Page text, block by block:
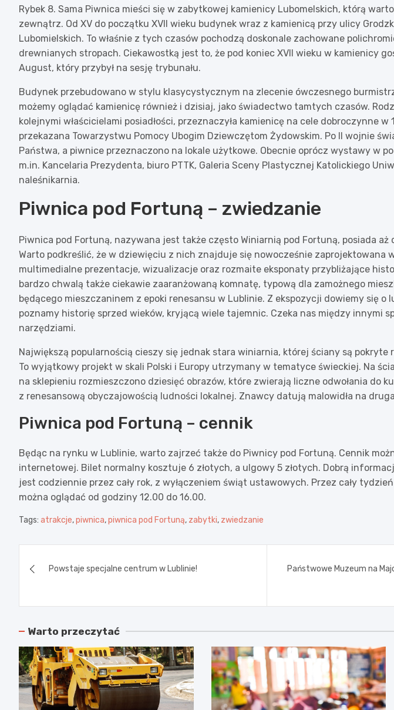
Rybek 8. Sama Piwnica mieści się w zabytkowej kamienicy Lubomelskich, którą
zewnątrz. Od XV do początku XVII wieku budynek wraz z kamienicą przy ulicy
Lubomielskich. To właśnie z tych czasów pochodzą doskonale zachowane
drewnianych stropach. Ciekawostką jest to, że pod koniec XVII wieku w kamienicy
August, który przybył na sesję trybunału.
Budynek przebudowano w stylu klasycystycznym na zlecenie ówczesnego
możemy oglądać kamienicę również i dzisiaj, jako świadectwo tamtych czasów.
kolejnymi właścicielami posiadłości, przeznaczyła kamienicę na cele dobroczynne w
przekazana Towarzystwu Pomocy Ubogim Dziewczętom Żydowskim. Po II wojnie
Państwa, a piwnice przeznaczono na lokale użytkowe. Obecnie oprócz wystawy w
m.in. Kancelaria Prezydenta, biuro PTTK, Galeria Sceny Plastycznej Katolickiego
naleśnikarnia.
Piwnica pod Fortuną – zwiedzanie
Piwnica pod Fortuną, nazywana jest także często Winiarnią pod Fortuną, posiada aż
Warto podkreślić, że w dziewięciu z nich znajduje się nowocześnie zaprojektowana
multimedialne prezentacje, wizualizacje oraz rozmaite eksponaty przybliżające
bardzo chwalą także ciekawie zaaranżowaną komnatę, typową dla zamożnego
będącego mieszczaninem z epoki renesansu w Lublinie. Z ekspozycji dowiemy się o
poznamy historię sprzed wieków, kryjącą wiele tajemnic. Czeka nas między innymi
narzędziami.
Największą popularnością cieszy się jednak stara winiarnia, której ściany są pokryte
To wyjątkowy projekt w skali Polski i Europy utrzymany w tematyce świeckiej. Na
na sklepieniu rozmieszczono dziesięć obrazów, które zwierają liczne odwołania do
z renesansową obyczajowością ludności lokalnej. Znawcy datują malowidła na druga
Piwnica pod Fortuną – cennik
Będąc na rynku w Lublinie, warto zajrzeć także do Piwnicy pod Fortuną. Cennik
internetowej. Bilet normalny kosztuje 6 złotych, a ulgowy 5 złotych. Dobrą
jest codziennie przez cały rok, z wyłączeniem świąt ustawowych. Przez cały
można oglądać od godziny 12.00 do 16.00.
Tags: atrakcje,piwnica,piwnica pod Fortuną, zabytki, zwiedzanie
wpisuPowstaje specjalne centrum w Lublinie!
Państwowe Muzeum na
Warto przeczytać